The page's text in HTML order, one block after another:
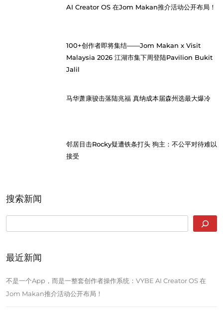
AI Creator OS 在Jom Makan推介活动公开布局！
100+创作者即将集结——Jom Makan x Visit
Malaysia 2026 江湖市集下周登陆Pavilion Bukit
Jalil
马华萧康骏击落陆兆福 真纳成本届森州选最大爆冷
邻居目击Rocky疑遭铁条打头 狗主：不公平对待难以
接受
搜索新闻
最近新闻
不是一个App，而是一整套创作者操作系统：VYBE AI Creator OS 在
Jom Makan推介活动公开布局！